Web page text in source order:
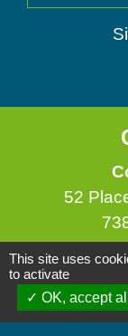
52
This site uses
to activate
OK, accept all